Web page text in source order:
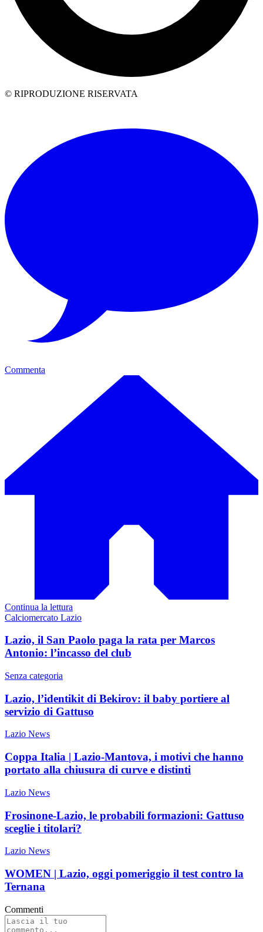
© RIPRODUZIONE RISERVATA
Commenta
Continua la lettura
Calciomercato Lazio
Lazio, il San Paolo paga la rata per Marcos
Antonio: l’incasso del club
Senza categoria
Lazio, l’identikit di Bekirov: il baby portiere al
servizio di Gattuso
Lazio News
Coppa Italia | Lazio-Mantova, i motivi che hanno
portato alla chiusura di curve e distinti
Lazio News
Frosinone-Lazio, le probabili formazioni: Gattuso
sceglie i titolari?
Lazio News
WOMEN | Lazio, oggi pomeriggio il test contro la
Ternana
Commenti